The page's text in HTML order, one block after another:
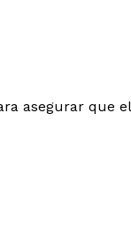
asegurar que